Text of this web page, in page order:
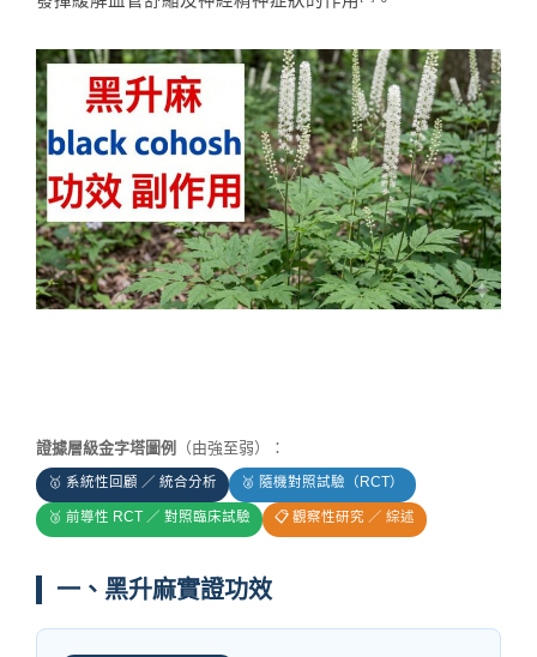
證據層級金字塔圖例 （由強至弱）：
🥇 系統性回顧 ／ 統合分析 🥈 隨機對照試驗（RCT）
🥉 前導性 RCT ／ 對照臨床試驗 📋 觀察性研究 ／ 綜述
一、黑升麻實證功效